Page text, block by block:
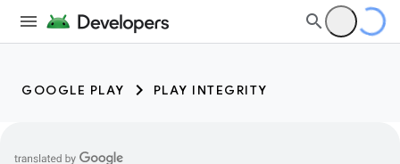
GOOGLE PLAY PLAY INTEGRITY